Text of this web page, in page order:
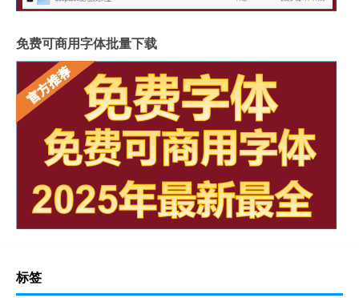
免费可商用字体批量下载
标签